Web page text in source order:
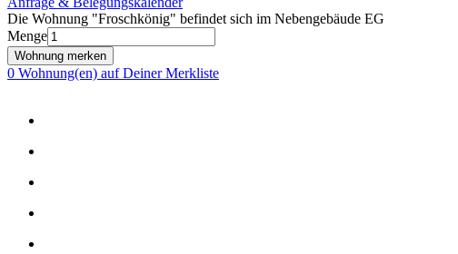
Die Wohnung "Froschkönig" befindet sich im Nebengebäude EG
Menge
0 Wohnung(en) auf Deiner Merkliste